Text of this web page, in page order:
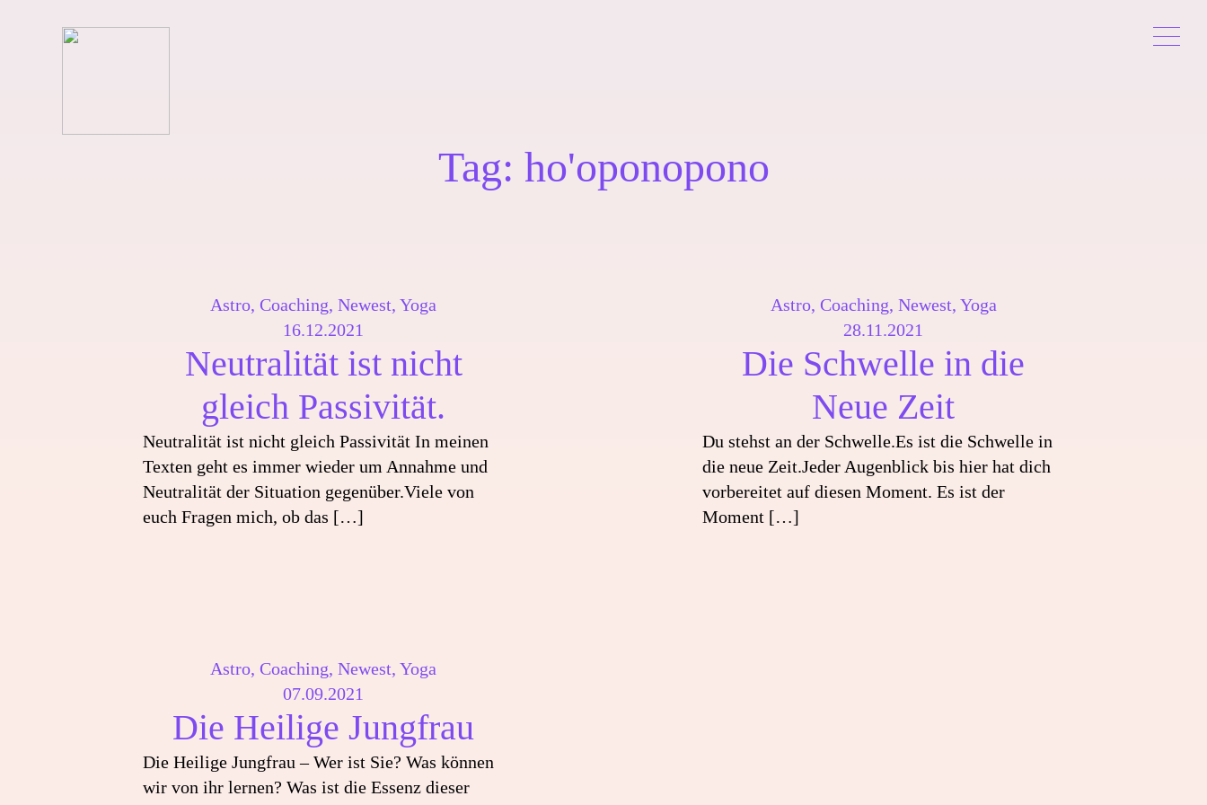
Skip
Tag: ho'oponopono
Astro,Coaching,Newest,Yoga
16.12.2021
Neutralität ist nicht
gleich Passivität.
Neutralität ist nicht gleich Passivität In meinen
Texten geht es immer wieder um Annahme und
Neutralität der Situation gegenüber.Viele von
euch Fragen mich, ob das […]
Astro, Coaching, Newest, Yoga
28.11.2021
Die Schwelle in die
Neue Zeit
Du stehst an der Schwelle.Es ist die Schwelle in
die neue Zeit.Jeder Augenblick bis hier hat dich
vorbereitet auf diesen Moment. Es ist der
Moment […]
Astro,Coaching,Newest,Yoga
07.09.2021
Die Heilige Jungfrau
Die Heilige Jungfrau – Wer ist Sie? Was können
wir von ihr lernen? Was ist die Essenz dieser